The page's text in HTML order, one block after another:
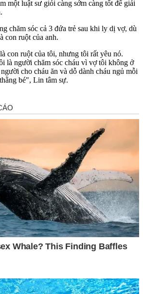
một luật sư giỏi càng sớm càng tốt để giải
chăm sóc cả 3 đứa trẻ sau khi ly dị vợ, dù
con ruột của anh.
con ruột của tôi, nhưng tôi rất yêu nó.
là người chăm sóc cháu vì vợ tôi không ở
cho cháu ăn và dỗ dành cháu ngủ mỗi
bé", Lin tâm sự.